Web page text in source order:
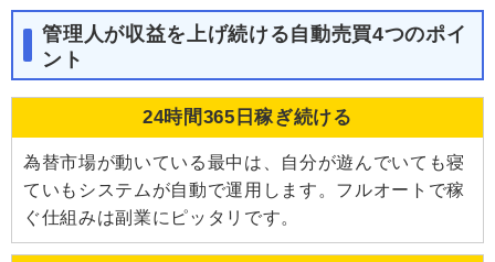
管理人が収益を上げ続ける自動売買4つのポイ
ント
24時間365日稼ぎ続ける
為替市場が動いている最中は、自分が遊んでいても寝
ていもシステムが自動で運用します。フルオートで稼
ぐ仕組みは副業にピッタリです。